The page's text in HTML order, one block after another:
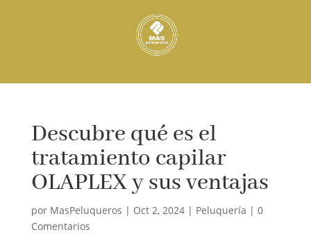
Descubre qué es el
tratamiento capilar
OLAPLEX y sus ventajas
por MasPeluqueros | Oct 2, 2024| Peluquería | 0
Comentarios